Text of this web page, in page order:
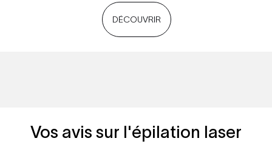
DÉCOUVRIR
Vos avis sur l'épilation laser